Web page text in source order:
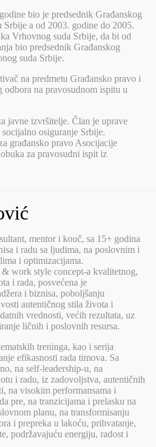
bio je predsednik Građanskog
a od 2003. godine do 2005.
Vrhovnog suda Srbije, da bi od
bio predsednik Građanskog
suda Srbije.
na predmetu Građansko pravo i
na pravosudnom ispitu u
javne izvršitelje. Član je uprave
osiguranje Srbije.
građansko pravo Asocijacije
za pravosudni ispit iz
mentor i kouč, sa 15+ godina
i radu sa ljudima, na poslovnim i
i optimizacijama.
work style concept-a kvalitetnog,
i rada, posvećena je
i biznisa, poboljšanju
autentičnog stila života i
vrednosti, većih rezultata, uz
ličnih i poslovnih resursa.
treninga, kao i serija
efikasnosti rada timova. Sa
na self-leadership-u, na
i radu, iz zadovoljstva, autentičnih
na visokim performansama i
pre, na tranzicijama i prelasku na
planu, na transformisanju
i prepreka u lakoću, prihvatanje,
podržavajuću energiju, radost i